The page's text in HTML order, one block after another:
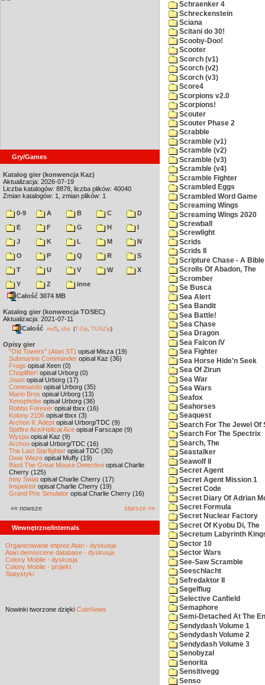
Gry/Games
Katalog gier (konwencja Kaz)
Aktualizacja: 2026-07-19
Liczba katalogów: 8878, liczba plików: 40040
Zmian katalogów: 1, zmian plików: 1
0-9 A B C
D
E
F G H
I
J
K L M
N
O
P Q R
S
T
U V W
X
Y
Z
inne
Całość 3074 MB
Katalog gier (konwencja TOSEC)
Aktualizacja: 2021-07-11
Całość md5 sha (7-Zip TUGZip)
Opisy gier
"Old Towers" (Atari ST) opisał Misza (19)
Submarine Commander opisał Kaz (36)
Frogs opisał Xeen (0)
Choplifter! opisał Urborg (0)
Joust opisał Urborg (17)
Commando opisał Urborg (35)
Mario Bros opisał Urborg (13)
Xenophobe opisał Urborg (36)
Robbo Forever opisał tbxx (16)
Kolony 2106 opisał tbxx (3)
Archon II: Adept opisał Urborg/TDC (9)
Spitfire Ace/Hellcat Ace opisał Farscape (9)
Wyspa opisał Kaz (9)
Archon opisał Urborg/TDC (16)
The Last Starfighter opisał TDC (30)
Dwie Wieże opisał Muffy (19)
Basil The Great Mouse Detective opisał Charlie
Cherry (125)
Inny Świat opisał Charlie Cherry (17)
Inspektor opisał Charlie Cherry (19)
Grand Prix Simulator opisał Charlie Cherry (16)
«« nowsze starsze »»
Wewnętrzne/Internals
Organizowanie imprez Atari - dyskusja
Atari demoscene database - dyskusja
Colony Mobile - dyskusja
Colony Mobile - projekt
Statystyki
Nowinki tworzone dzięki CuteNews
Schraenker 4
Schreckenstein
Sciana
Scitani do 30!
Scooby-Doo!
Scooter
Scorch (v1)
Scorch (v2)
Scorch (v3)
Score4
Scorpions v2.0
Scorpions!
Scouter
Scouter Phase 2
Scrabble
Scramble (v1)
Scramble (v2)
Scramble (v3)
Scramble (v4)
Scramble Fighter
Scrambled Eggs
Scrambled Word Game
Screaming Wings
Screaming Wings 2020
Screwball
Screwlight
Scrids
Scrids II
Scripture Chase - A Bible
Scrolls Of Abadon, The
Scromber
Se Busca
Sea Alert
Sea Bandit
Sea Battle!
Sea Chase
Sea Dragon
Sea Falcon IV
Sea Fighter
Sea Horse Hide'n Seek
Sea Of Zirun
Sea War
Sea Wars
Seafox
Seahorses
Seaquest
Search For The Jewel Of
Search For The Spectrix
Search, The
Seastalker
Seawolf II
Secret Agent
Secret Agent Mission 1
Secret Code
Secret Diary Of Adrian
Secret Formula
Secret Nuclear Factory
Secret Of Kyobu Di, The
Secretum Labyrinth
Sector 10
Sector Wars
See-Saw Scramble
Seeschlacht
Sefredaktor II
Segelflug
Selective Canfield
Semaphore
Semi-Detached At The
Sendydash Volume 1
Sendydash Volume 2
Sendydash Volume 3
Senobyzal
Senorita
Sensitivegg
Senso